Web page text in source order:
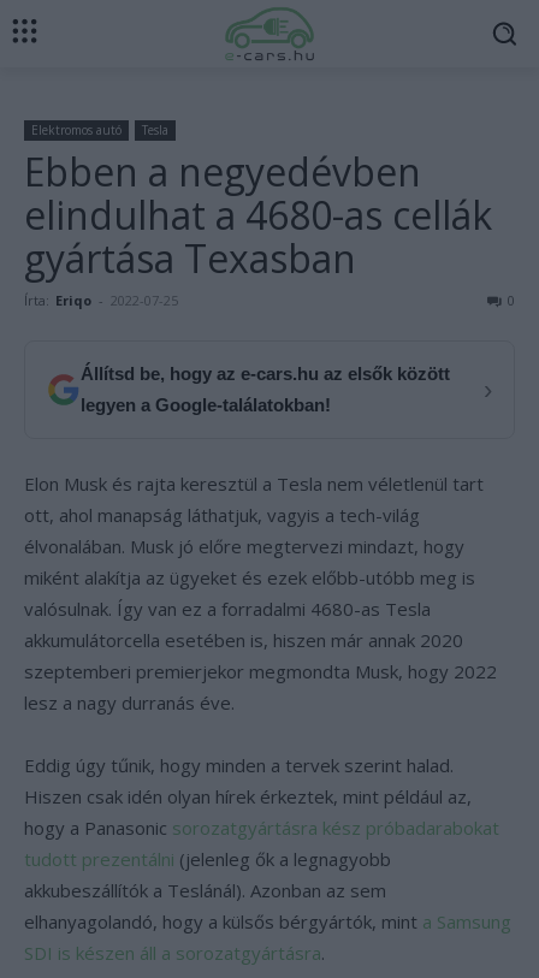
Elektromos autó Tesla
Ebben a negyedévben
elindulhat a 4680-as cellák
gyártása Texasban
Írta: Eriqo - 2022-07-25 0
Állítsd be, hogy az e-cars.hu az elsők között
legyen a Google-találatokban!
›
Elon Musk és rajta keresztül a Tesla nem véletlenül tart
ott, ahol manapság láthatjuk, vagyis a tech-világ
élvonalában. Musk jó előre megtervezi mindazt, hogy
miként alakítja az ügyeket és ezek előbb-utóbb meg is
valósulnak. Így van ez a forradalmi 4680-as Tesla
akkumulátorcella esetében is, hiszen már annak 2020
szeptemberi premierjekor megmondta Musk, hogy 2022
lesz a nagy durranás éve.
Eddig úgy tűnik, hogy minden a tervek szerint halad.
Hiszen csak idén olyan hírek érkeztek, mint például az,
hogy a Panasonic sorozatgyártásra kész próbadarabokat
tudott prezentálni (jelenleg ők a legnagyobb
akkubeszállítók a Teslánál). Azonban az sem
elhanyagolandó, hogy a külsős bérgyártók, mint a Samsung
SDI is készen áll a sorozatgyártásra.